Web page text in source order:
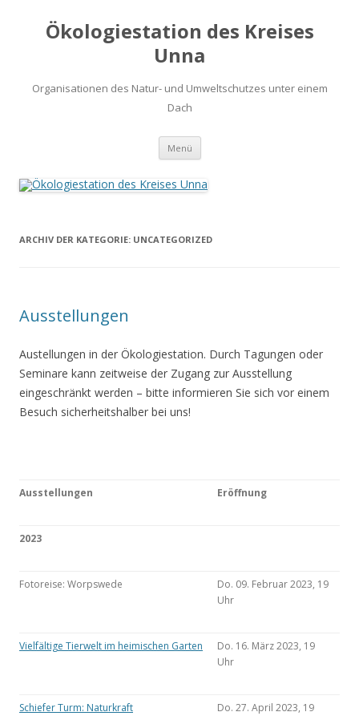
Ökologiestation des Kreises
Unna
Organisationen des Natur- und Umweltschutzes unter einem
Dach
Menü Zum
springen
ARCHIV DER KATEGORIE: UNCATEGORIZED
Ausstellungen
Austellungen in der Ökologiestation. Durch Tagungen oder
Seminare kann zeitweise der Zugang zur Ausstellung
eingeschränkt werden – bitte informieren Sie sich vor einem
Besuch sicherheitshalber bei uns!
Ausstellungen Eröffnung
2023
Fotoreise: Worpswede
Do. 09. Februar 2023, 19
Uhr
Vielfältige Tierwelt im heimischen Garten
Do. 16. März 2023, 19
Uhr
Schiefer Turm: Naturkraft
Do. 27. April 2023, 19